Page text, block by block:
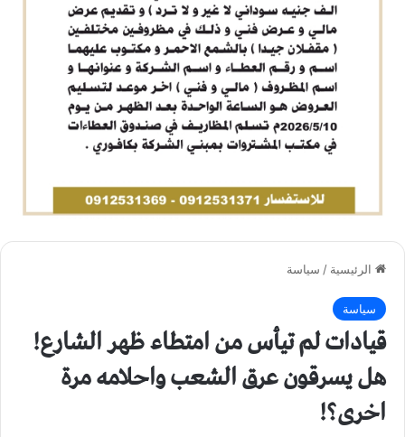
الرئيسية / سياسة
سياسة
قيادات لم تيأس من امتطاء ظهر الشارع!
هل يسرقون عرق الشعب واحلامه مرة
اخرى؟!